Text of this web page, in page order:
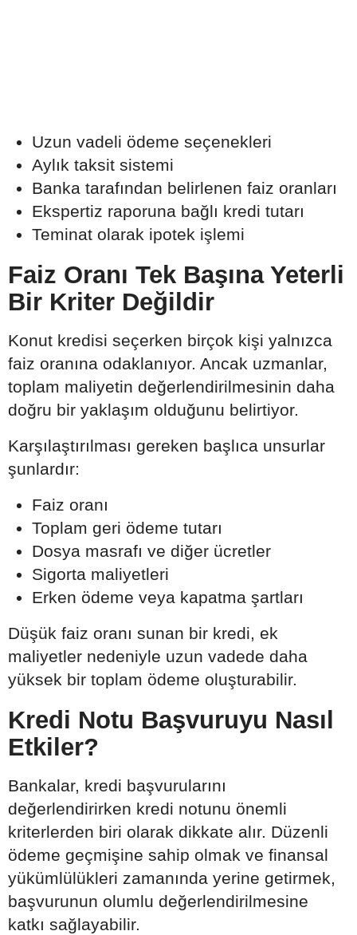
Uzun vadeli ödeme seçenekleri
Aylık taksit sistemi
Banka tarafından belirlenen faiz oranları
Ekspertiz raporuna bağlı kredi tutarı
Teminat olarak ipotek işlemi
Faiz Oranı Tek Başına Yeterli
Bir Kriter Değildir
Konut kredisi seçerken birçok kişi yalnızca
faiz oranına odaklanıyor. Ancak uzmanlar,
toplam maliyetin değerlendirilmesinin daha
doğru bir yaklaşım olduğunu belirtiyor.
Karşılaştırılması gereken başlıca unsurlar
şunlardır:
Faiz oranı
Toplam geri ödeme tutarı
Dosya masrafı ve diğer ücretler
Sigorta maliyetleri
Erken ödeme veya kapatma şartları
Düşük faiz oranı sunan bir kredi, ek
maliyetler nedeniyle uzun vadede daha
yüksek bir toplam ödeme oluşturabilir.
Kredi Notu Başvuruyu Nasıl
Etkiler?
Bankalar, kredi başvurularını
değerlendirirken kredi notunu önemli
kriterlerden biri olarak dikkate alır. Düzenli
ödeme geçmişine sahip olmak ve finansal
yükümlülükleri zamanında yerine getirmek,
başvurunun olumlu değerlendirilmesine
katkı sağlayabilir.